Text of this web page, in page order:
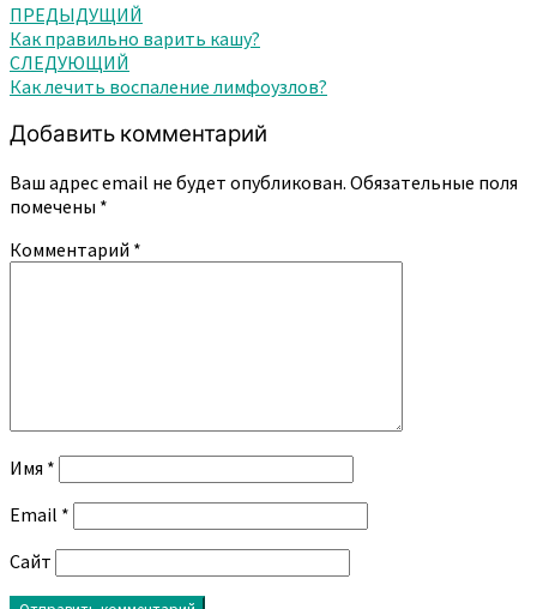
ПРЕДЫДУЩИЙ
Как правильно варить кашу?
СЛЕДУЮЩИЙ
Как лечить воспаление лимфоузлов?
Добавить комментарий
Ваш адрес email не будет опубликован. Обязательные поля
помечены *
Комментарий *
Имя *
Email *
Сайт